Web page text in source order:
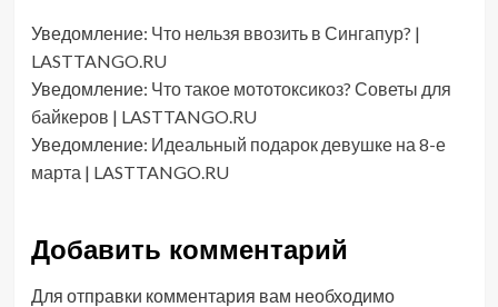
Уведомление: Что нельзя ввозить в Сингапур? |
LASTTANGO.RU
Уведомление: Что такое мототоксикоз? Советы для
байкеров | LASTTANGO.RU
Уведомление: Идеальный подарок девушке на 8-е
марта | LASTTANGO.RU
Добавить комментарий
Для отправки комментария вам необходимо